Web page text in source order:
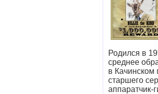
Родился в
среднее
в Качинском
старшего
аппаратчик-